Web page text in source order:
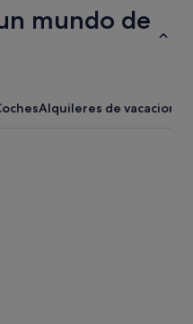
mundo de
Alquileres de vacaciones